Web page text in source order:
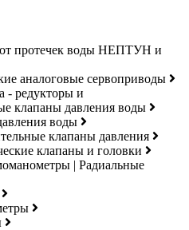
протечек воды НЕПТУН и
аналоговые сервоприводы
- редукторы и
клапаны давления воды
воды
клапаны давления
клапаны и головки
| Радиальные